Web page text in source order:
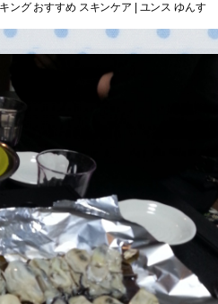
ング おすすめ スキンケア | ユンス ゆんす